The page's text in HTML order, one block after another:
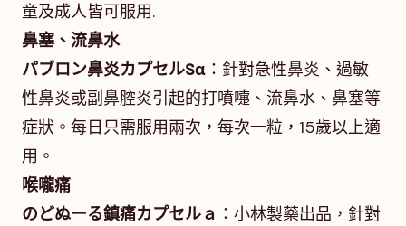
童及成人皆可服用.
鼻塞、流鼻水
パブロン鼻炎カプセルSα ：針對急性鼻炎、過敏
性鼻炎或副鼻腔炎引起的打噴嚏、流鼻水、鼻塞等
症狀。每日只需服用兩次，每次一粒，15歲以上適
用。
喉嚨痛
のどぬーる鎮痛カプセルａ ：小林製藥出品，針對